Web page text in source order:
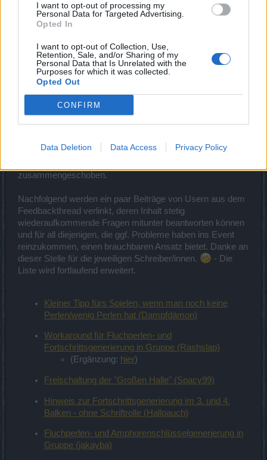
I want to opt-out of processing my
Personal Data for Targeted Advertising.
Opted In
I want to opt-out of Collection, Use,
Retention, Sale, and/or Sharing of my
Personal Data that Is Unrelated with the
Purposes for which it was collected.
Opted Out
CONFIRM
Data Deletion Data Access Privacy Policy
mehrfach gepostet wurden.
25 Februar 2020
cosopt
Board Administrator
Team Drakensang Online
Hallo Helden von Dracania,
entsprechend aufnehmen und weiterleiten. Vereinzelt wurde
zusammengeschoben.
Nachfolgend werden ein paar Beiträge von Usern aus dem
Feedbackthread verlinkt, deren Inhalt stetig
wiederaufkommende Fragen mitunter beantworten können
und für all diejenigen, die ggf. Probleme haben ins Event
reinzukommen, einen brauchbaren Ansatz bietet. Danke an
dieser Stelle für die jeweiligen Schreiber/innen.
- Die
Liste wird fortlaufend erweitert.
Kleiner Tipp fürs Spielen, wenn man noch keine
Perlen/wenig Perlen hat (Dampfdämon)
Workaround für Fluchperlen- und
Fortschrittsgenerierung in Gruppe (Rashslap)
(Ergänzung: hier)
Freischaltung der "Großen Halle" (Spacy99)
Hinweis zur Fortschrittsgenerierung im 3. und 4.
Balken - ohne Schriftrolle (Halloauch)
Fluchperlen- und Amphorenschlüsselgenerierung in
Gruppe (jakayba)